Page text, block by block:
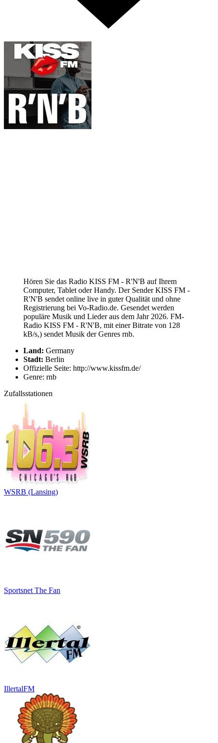
Hören Sie das Radio KISS FM - R'N'B auf Ihrem
Computer, Tablet oder Handy. Der Sender KISS FM -
R'N'B sendet online live in guter Qualität und ohne
Registrierung bei Vo-Radio.de. Gesendet werden
populäre Musik und Lieder aus dem Jahr 2026. FM-
Radio KISS FM - R'N'B, mit einer Bitrate von 128
kB/s,) sendet Musik der Genres rnb.
Land: Germany
Stadt: Berlin
Offizielle Seite: http://www.kissfm.de/
Genre: rnb
Zufallsstationen
WSRB (Lansing)
Sportsnet The Fan
IllertalFM